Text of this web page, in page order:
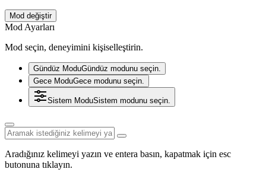
Mod değiştir
Mod Ayarları
Mod seçin, deneyimini kişiselleştirin.
Gündüz ModuGündüz modunu seçin.
Gece ModuGece modunu seçin.
Sistem ModuSistem modunu seçin.
Aradığınız kelimeyi yazın ve entera basın, kapatmak için esc
butonuna tıklayın.